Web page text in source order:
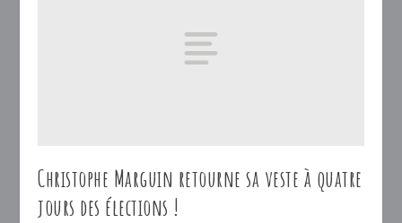
Christophe Marguin retourne sa veste à quatre
jours des élections !